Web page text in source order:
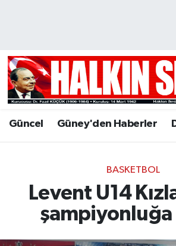
Güncel Güney'den Haberler
BASKETBOL
Levent U14
şampiyonluğa
Hava Durumu
Trafik Durumu
Son Dakika Haberleri
Haber Arşivi